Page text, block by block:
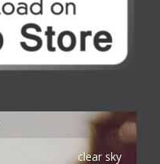
clear sky